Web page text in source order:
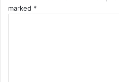
marked *